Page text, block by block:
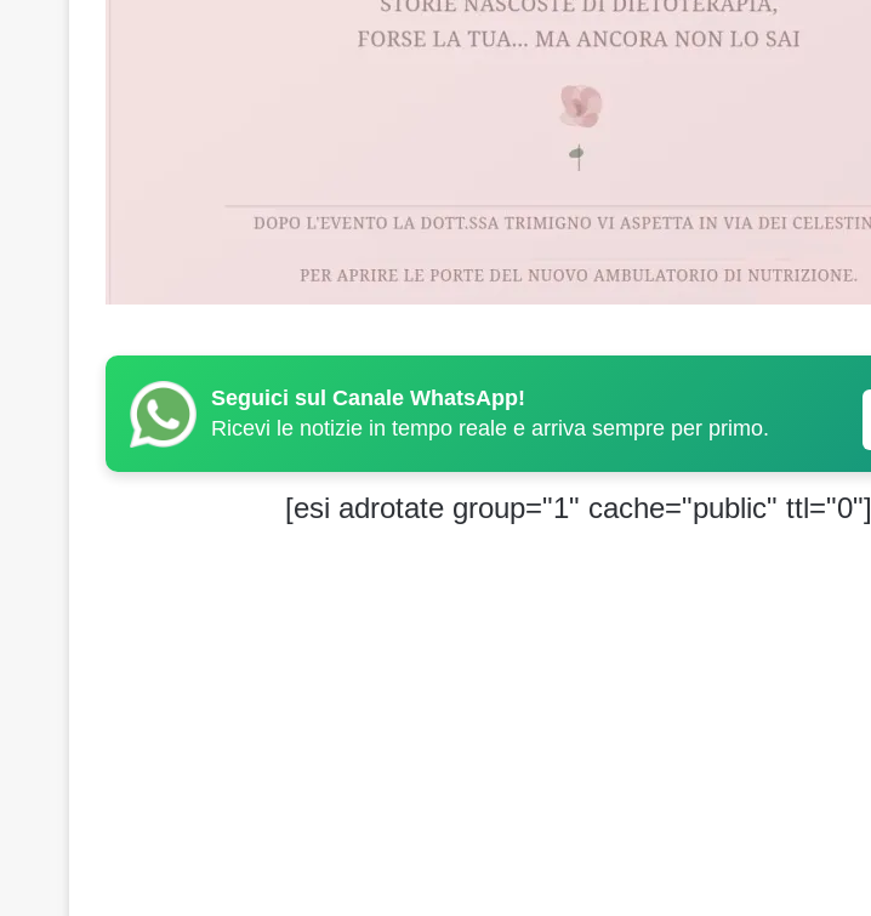
Seguici sul Canale WhatsApp!
Ricevi le notizie in tempo reale e arriva sempre per primo.
[esi adrotate group="1" cache="public" ttl="0"]